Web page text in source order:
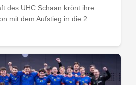
des UHC Schaan krönt ihre
mit dem Aufstieg in die 2....